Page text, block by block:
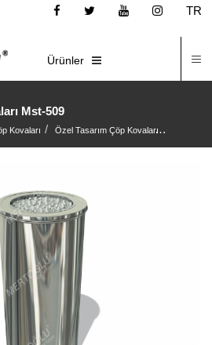
TR
Ürünler
Mst-509
Kovaları Özel Tasarım Çöp Kovaları